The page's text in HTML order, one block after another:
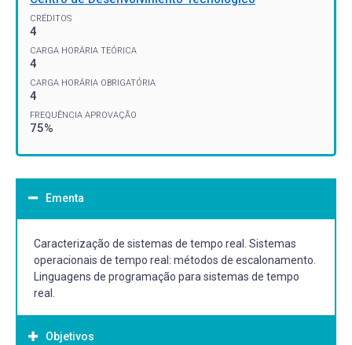
CRÉDITOS
4
CARGA HORÁRIA TEÓRICA
4
CARGA HORÁRIA OBRIGATÓRIA
4
FREQUÊNCIA APROVAÇÃO
75%
Ementa
Caracterização de sistemas de tempo real. Sistemas
operacionais de tempo real: métodos de escalonamento.
Linguagens de programação para sistemas de tempo
real.
Objetivos